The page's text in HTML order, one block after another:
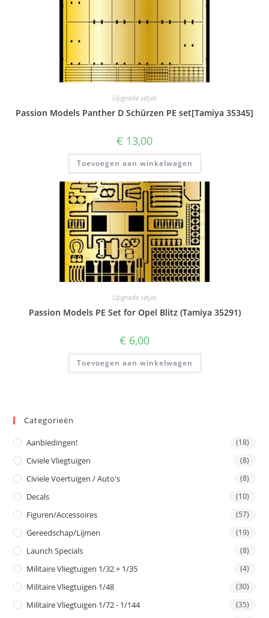
Upgrade setjes
Passion Models Panther D Schürzen PE set[Tamiya 35345]
€ 13,00
Toevoegen aan winkelwagen
Upgrade setjes
Passion Models PE Set for Opel Blitz (Tamiya 35291)
€ 6,00
Toevoegen aan winkelwagen
Categorieën
Aanbiedingen! (18)
Civiele Vliegtuigen (8)
Civiele Voertuigen / Auto's (8)
Decals (10)
Figuren/Accessoires (57)
Gereedschap/Lijmen (19)
Launch Specials (8)
Militaire Vliegtuigen 1/32 + 1/35 (4)
Militaire Vliegtuigen 1/48 (30)
Militaire Vliegtuigen 1/72 - 1/144 (35)